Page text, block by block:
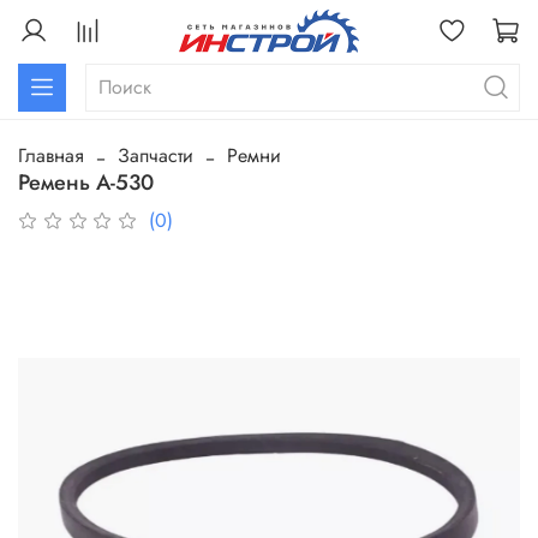
Главная Запчасти Ремни
Ремень А-530
(0)